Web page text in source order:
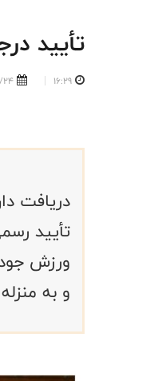
تأیید درجه دان ۸ توسط سه
16:29
24
ورزش
و به